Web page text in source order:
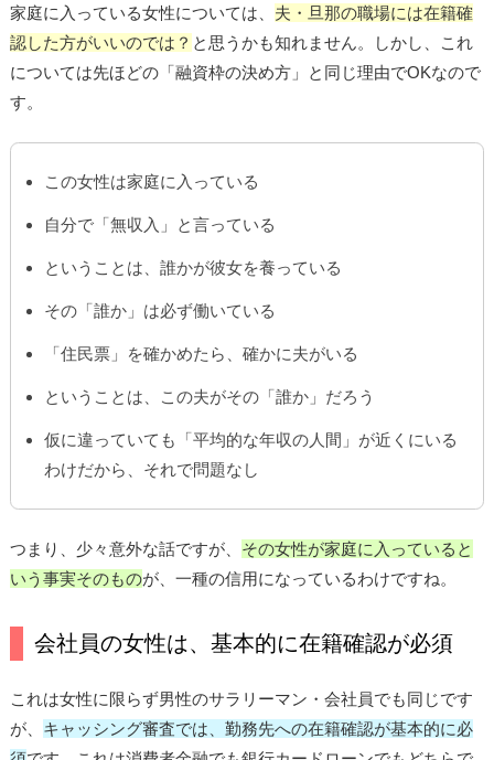
家庭に入っている女性については、 夫・旦那の職場には在籍確
認した方がいいのでは？ と思うかも知れません。しかし、これ
については先ほどの「融資枠の決め方」と同じ理由でOKなので
す。
この女性は家庭に入っている
自分で「無収入」と言っている
ということは、誰かが彼女を養っている
その「誰か」は必ず働いている
「住民票」を確かめたら、確かに夫がいる
ということは、この夫がその「誰か」だろう
仮に違っていても「平均的な年収の人間」が近くにいる
わけだから、それで問題なし
つまり、少々意外な話ですが、 その女性が家庭に入っていると
いう事実そのものが、一種の信用になっているわけですね。
会社員の女性は、基本的に在籍確認が必須
これは女性に限らず男性のサラリーマン・会社員でも同じです
が、 キャッシング審査では、勤務先への在籍確認が基本的に必